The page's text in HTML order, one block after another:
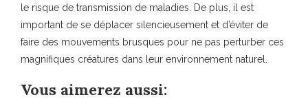
le risque de transmission de maladies. De plus, il est
important de se déplacer silencieusement et d’éviter de
faire des mouvements brusques pour ne pas perturber ces
magnifiques créatures dans leur environnement naturel.
Vous aimerez aussi: